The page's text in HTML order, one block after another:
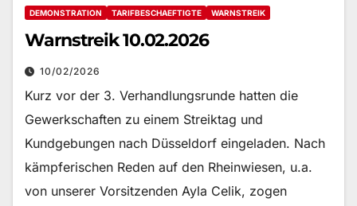
DEMONSTRATION TARIFBESCHAEFTIGTE WARNSTREIK
Warnstreik 10.02.2026
10/02/2026
Kurz vor der 3. Verhandlungsrunde hatten die
Gewerkschaften zu einem Streiktag und
Kundgebungen nach Düsseldorf eingeladen. Nach
kämpferischen Reden auf den Rheinwiesen, u.a.
von unserer Vorsitzenden Ayla Celik, zogen